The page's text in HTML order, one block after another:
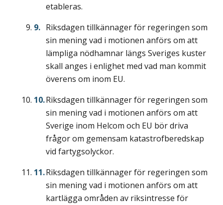
etableras.
Riksdagen tillkännager för regeringen som
sin mening vad i motionen anförs om att
lämpliga nödhamnar längs Sveriges kuster
skall anges i enlighet med vad man kommit
överens om inom EU.
Riksdagen tillkännager för regeringen som
sin mening vad i motionen anförs om att
Sverige inom Helcom och EU bör driva
frågor om gemensam katastrofberedskap
vid fartygsolyckor.
Riksdagen tillkännager för regeringen som
sin mening vad i motionen anförs om att
kartlägga områden av riksintresse för